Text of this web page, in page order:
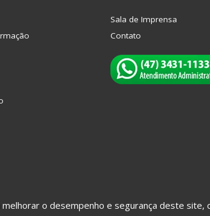
Sala de Imprensa
Contato
o desempenho e segurança deste site,